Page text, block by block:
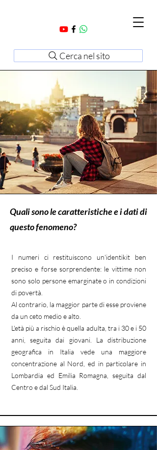
Cerca nel sito
Quali sono le caratteristiche e i dati di
questo fenomeno?
I numeri ci restituiscono un'identikit ben
preciso e forse sorprendente: le vittime non
sono solo persone emarginate o in condizioni
di povertà.
Al contrario, la maggior parte di esse proviene
da un ceto medio e alto.
L'età più a rischio è quella adulta, tra i 30 e i 50
anni, seguita dai giovani. La distribuzione
geografica in Italia vede una maggiore
concentrazione al Nord, ed in particolare in
Lombardia ed Emilia Romagna, seguita dal
Centro e dal Sud Italia.